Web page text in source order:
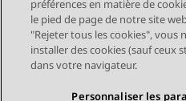
STAY CONNECTED
préférences en matière de
le pied de page de notre site
"Rejeter tous les cookies", vous
installer des cookies (sauf ceux
dans votre navigateur.
Personnaliser les